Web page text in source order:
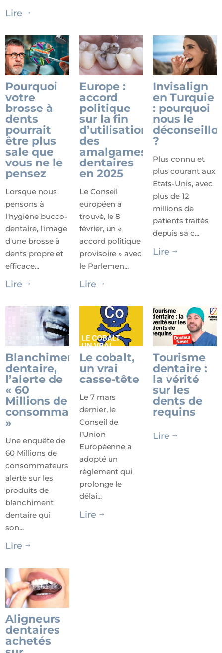
Lire $
Pourquoi
votre
brosse à
dents
pourrait
être plus
sale que
vous ne le
pensez
Lorsque nous
pensons à
l'hygiène bucco-
dentaire, l'image
d'une brosse à
dents propre et
efficace...
Lire $
Europe :
accord
politique
sur la fin
d’utilisation
des
amalgames
dentaires
en 2025
Le Conseil
européen a
trouvé, le 8
février, un «
accord politique
provisoire » avec
le Parlemen...
Lire $
Invisalign
en Turquie
: pourquoi
nous le
?
Plus connu et
plus courant aux
Etats-Unis, avec
plus de 12
millions de
patients traités
depuis sa c...
Lire $
Blanchiment
dentaire,
l’alerte de
« 60
Millions de
consommateurs
»
Une enquête de
60 Millions de
consommateurs
alerte sur les
produits de
blanchiment
dentaire qui
son...
Lire $
Le cobalt,
un vrai
casse-tête
Le 7 mars
dernier, le
Conseil de
l’Union
Européenne a
adopté un
règlement qui
prolonge le
délai...
Lire $
Tourisme
dentaire :
la vérité
sur les
dents de
requins
Lire $
Aligneurs
dentaires
achetés